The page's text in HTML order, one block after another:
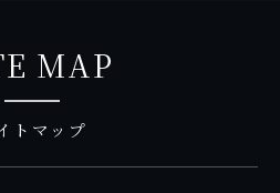
トマップ
MAP